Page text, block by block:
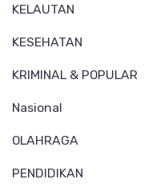
KELAUTAN
KESEHATAN
KRIMINAL & POPULAR
Nasional
OLAHRAGA
PENDIDIKAN